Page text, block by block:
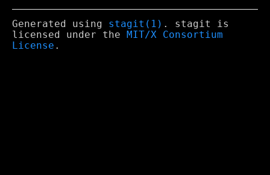
Generated using stagit(1) . stagit is
licensed under the
MIT/X Consortium
License .